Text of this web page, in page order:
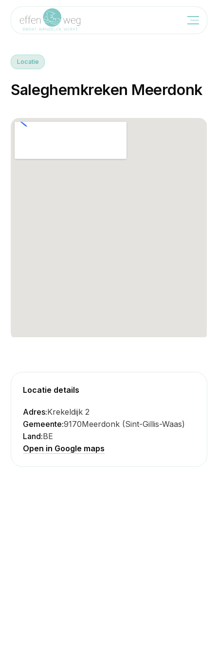
Locatie
Saleghemkreken Meerdonk
Locatie details
Adres:Krekeldijk 2
Gemeente:9170Meerdonk (Sint-Gillis-Waas)
Land:BE
Open in Google maps